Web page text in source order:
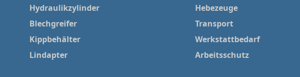
Hydraulikzylinder
Blechgreifer
Kippbehälter
Lindapter
Hebezeuge
Transport
Werkstattbedarf
Arbeitsschutz